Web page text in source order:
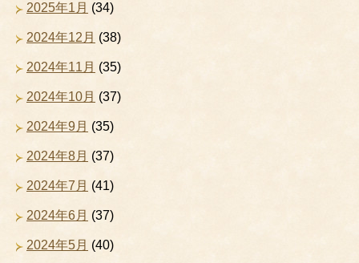
2025年1月 (34)
2024年12月 (38)
2024年11月 (35)
2024年10月 (37)
2024年9月 (35)
2024年8月 (37)
2024年7月 (41)
2024年6月 (37)
2024年5月 (40)